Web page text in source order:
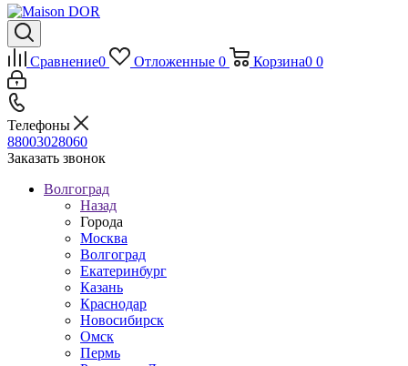
Сравнение0 Отложенные 0 Корзина0 0
Телефоны
88003028060
Заказать звонок
Волгоград
Назад
Города
Москва
Волгоград
Екатеринбург
Казань
Краснодар
Новосибирск
Омск
Пермь